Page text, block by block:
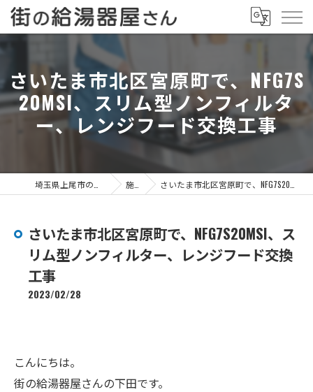
さいたま市北区宮原町で、NFG7S
20MSI、スリム型ノンフィルタ
ー、レンジフード交換工事
施工事例 さいたま市北区宮原町で、NFG7S20MSI、スリム型ノンフィルター、レンジフード交換工事
さいたま市北区宮原町で、NFG7S20MSI、ス
リム型ノンフィルター、レンジフード交換
工事
2023/02/28
こんにちは。
街の給湯器屋さんの下田です。